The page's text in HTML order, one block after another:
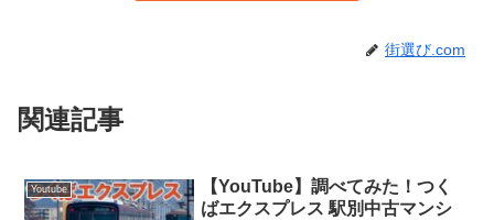
街選び.com
関連記事
Youtube
【YouTube】調べてみた！つく
ばエクスプレス 駅別中古マンシ